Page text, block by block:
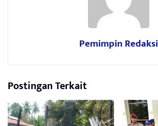
Pemimpin Redaksi
Postingan Terkait